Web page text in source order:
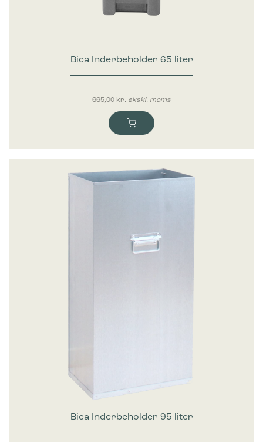
Bica Inderbeholder 65 liter
665,00 kr. ekskl. moms
Bica Inderbeholder 95 liter